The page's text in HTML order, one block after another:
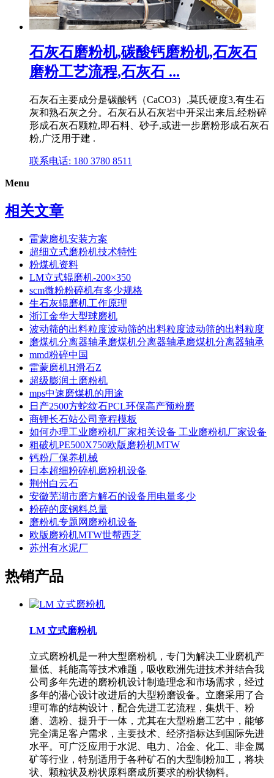
石灰石磨粉机,碳酸钙磨粉机,石灰石
磨粉工艺流程,石灰石 ...
石灰石主要成分是碳酸钙（CaCO3）,莫氏硬度3,有生石
灰和熟石灰之分。石灰石从石灰岩中开采出来后,经粉碎
形成石灰石颗粒,即石料、砂子,或进一步磨粉形成石灰石
粉,广泛用于建 .
联系电话: 180 3780 8511
Menu
相关文章
雷蒙磨机安装方案
超细立式磨粉机技术特性
粉煤机资料
LM立式辊磨机-200×350
scm微粉粉碎机有多少规格
生石灰辊磨机工作原理
浙江金华大型球磨机
波动筛的出料粒度波动筛的出料粒度波动筛的出料粒度
磨煤机分离器轴承磨煤机分离器轴承磨煤机分离器轴承
mmd粉碎中国
雷蒙磨机H滑石Z
超级膨润土磨粉机
mps中速磨煤机的用途
日产2500方蛇纹石PCL环保高产预粉磨
商锂长石站公司章程模板
如何办理工业磨粉机厂家相关设备 工业磨粉机厂家设备
粗破机PE500X750欧版磨粉机MTW
钙粉厂保养机械
日本超细粉碎机磨粉机设备
荆州白云石
安徽芜湖市磨方解石的设备用电量多少
粉碎的废钢料总量
磨粉机专题网磨粉机设备
欧版磨粉机MTW世帮西芝
苏州有水泥厂
热销产品
LM 立式磨粉机
立式磨粉机是一种大型磨粉机，专门为解决工业磨机产
量低、耗能高等技术难题，吸收欧洲先进技术并结合我
公司多年先进的磨粉机设计制造理念和市场需求，经过
多年的潜心设计改进后的大型粉磨设备。立磨采用了合
理可靠的结构设计，配合先进工艺流程，集烘干、粉
磨、选粉、提升于一体，尤其在大型粉磨工艺中，能够
完全满足客户需求，主要技术、经济指标达到国际先进
水平。可广泛应用于水泥、电力、冶金、化工、非金属
矿等行业，特别适用于各种矿石的大型制粉加工，将块
状、颗粒状及粉状原料磨成所要求的粉状物料。